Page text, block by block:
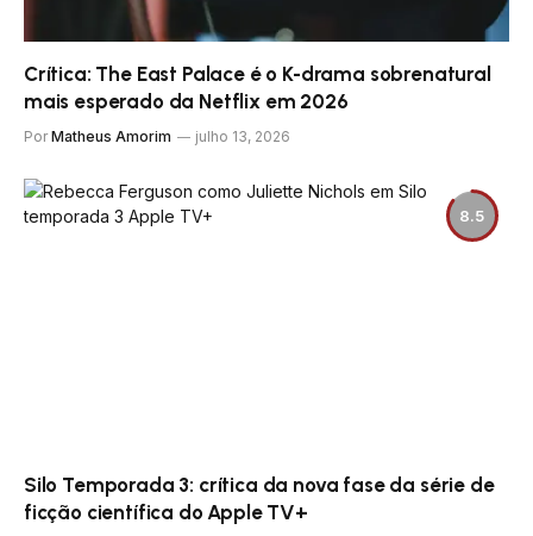
Crítica: The East Palace é o K-drama sobrenatural
mais esperado da Netflix em 2026
Por Matheus Amorim julho 13, 2026
8.5
Silo Temporada 3: crítica da nova fase da série de
ficção científica do Apple TV+